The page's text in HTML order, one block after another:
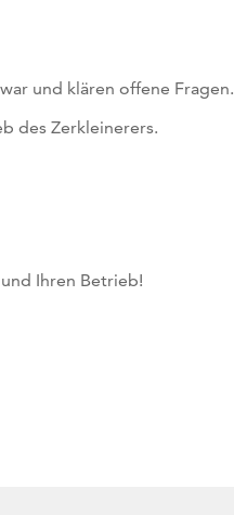
und klären offene Fragen.
des Zerkleinerers.
Ihren Betrieb!